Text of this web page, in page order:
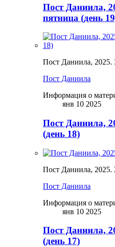
Пост Даниила,
пятница (день
Пост Даниила, 2025.
Пост Даниила
Информация о
янв 10 2025
Пост Даниила,
(день 18)
Пост Даниила, 2025.
Пост Даниила
Информация о
янв 10 2025
Пост Даниила,
(день 17)